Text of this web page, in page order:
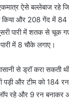
ऐसे बल्लेबाज रहे
किया और 208 गेंद में 84
पारी में शतक से चूक
में 8 चौके लगाए।
से ड्रॉ करा सकती
पड़ी और टीम को 184 रन
रहे और 9 रन बनाकर